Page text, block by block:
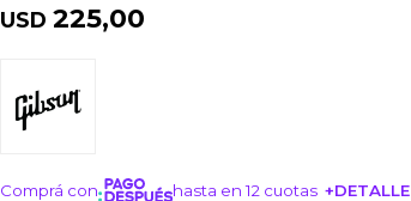
USD 225,00
Comprá con hasta en 12 cuotas +DETALLE